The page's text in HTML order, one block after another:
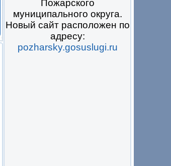
Пожарского
муниципального округа.
Новый сайт расположен по
адресу:
pozharsky.gosuslugi.ru